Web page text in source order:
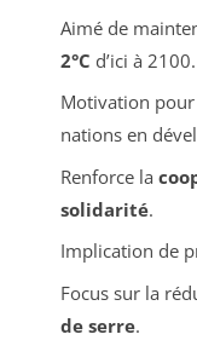
Aimé de
2°C d’ici à 2100.
Motivation pour
nations en
Renforce la
solidarité.
Implication de
Focus sur la
de serre.